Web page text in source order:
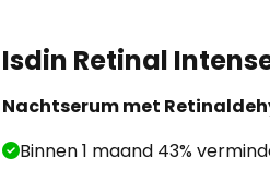
Isdin Retinal
Nachtserum met
Binnen 1 maand 43%